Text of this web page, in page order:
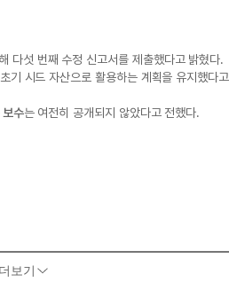
다섯 번째 수정 신고서를 제출했다고 밝혔다.
기 시드 자산으로 활용하는 계획을 유지했다고
수는 여전히 공개되지 않았다고 전했다.
보기